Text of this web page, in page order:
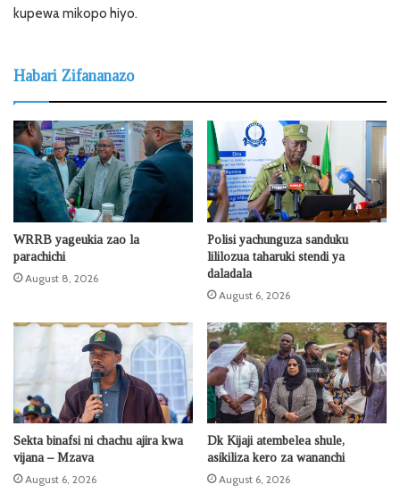
kupewa mikopo hiyo.
Habari Zifananazo
WRRB yageukia zao la
parachichi
August 8, 2026
Polisi yachunguza sanduku
lililozua taharuki stendi ya
daladala
August 6, 2026
Sekta binafsi ni chachu ajira kwa
vijana – Mzava
August 6, 2026
Dk Kijaji atembelea shule,
asikiliza kero za wananchi
August 6, 2026